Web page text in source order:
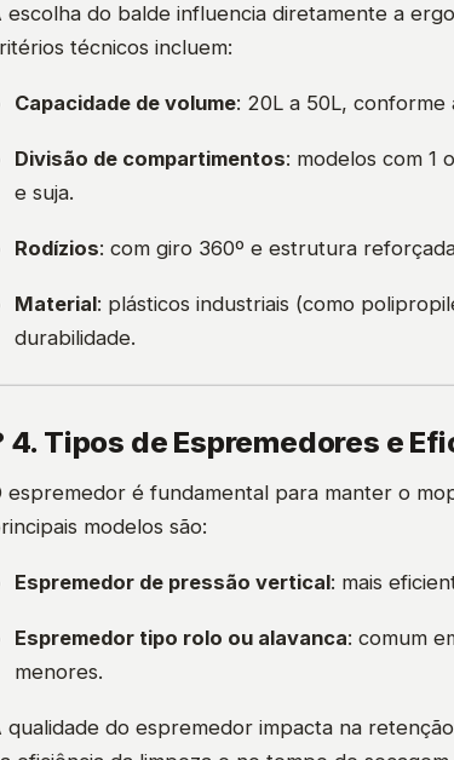
escolha do balde influencia diretamente a
técnicos incluem:
Capacidade de volume: 20L a 50L, conforme
Divisão de compartimentos: modelos com 1
e suja.
Rodízios: com giro 360º e estrutura
Material: plásticos industriais (como
durabilidade.
4. Tipos de Espremedores e
espremedor é fundamental para manter o
modelos são:
Espremedor de pressão vertical: mais
Espremedor tipo rolo ou alavanca: comum
menores.
qualidade do espremedor impacta na